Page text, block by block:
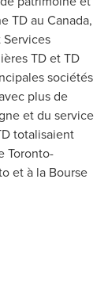
TD au Canada,
Services
TD et TD
sociétés
plus de
et du service
totalisaient
Toronto-
et à la Bourse